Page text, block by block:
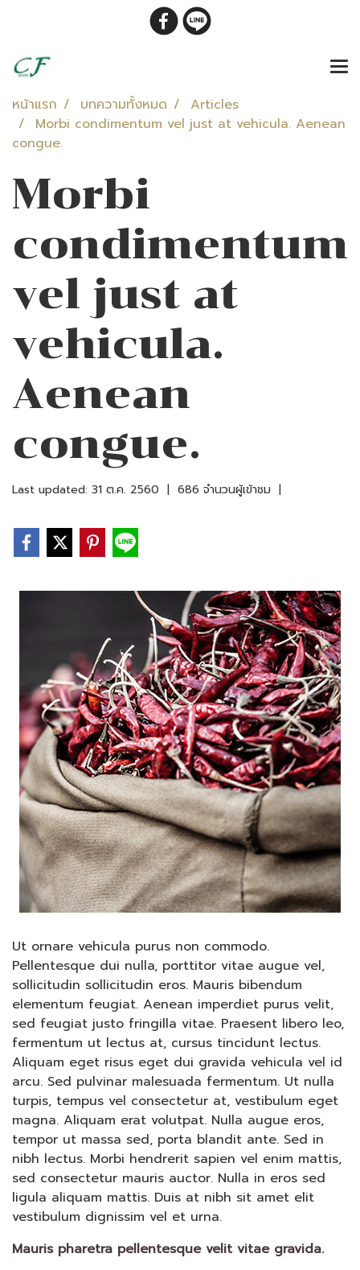
หน้าแรก บทความทั้งหมด
Articles
Morbi condimentum vel just at vehicula. Aenean
congue.
Morbi
condimentum
vel just at
vehicula.
Aenean
congue.
Last updated: 31 ต.ค. 2560 | 686 จำนวนผู้เข้าชม |
Ut ornare vehicula purus non commodo.
Pellentesque dui nulla, porttitor vitae augue vel,
sollicitudin sollicitudin eros. Mauris bibendum
elementum feugiat. Aenean imperdiet purus velit,
sed feugiat justo fringilla vitae. Praesent libero leo,
fermentum ut lectus at, cursus tincidunt lectus.
Aliquam eget risus eget dui gravida vehicula vel id
arcu. Sed pulvinar malesuada fermentum. Ut nulla
turpis, tempus vel consectetur at, vestibulum eget
magna. Aliquam erat volutpat. Nulla augue eros,
tempor ut massa sed, porta blandit ante. Sed in
nibh lectus. Morbi hendrerit sapien vel enim mattis,
sed consectetur mauris auctor. Nulla in eros sed
ligula aliquam mattis. Duis at nibh sit amet elit
vestibulum dignissim vel et urna.
Mauris pharetra pellentesque velit vitae gravida.